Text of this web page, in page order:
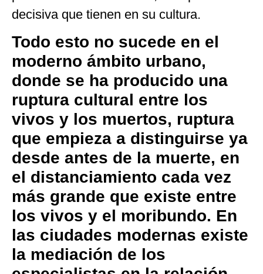
decisiva que tienen en su cultura.
Todo esto no sucede en el
moderno ámbito urbano,
donde se ha producido una
ruptura cultural entre los
vivos y los muertos, ruptura
que empieza a distinguirse ya
desde antes de la muerte, en
el distanciamiento cada vez
más grande que existe entre
los vivos y el moribundo. En
las ciudades modernas existe
la mediación de los